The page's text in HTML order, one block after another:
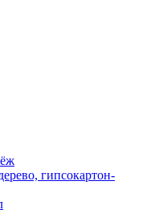
гипсокартон-